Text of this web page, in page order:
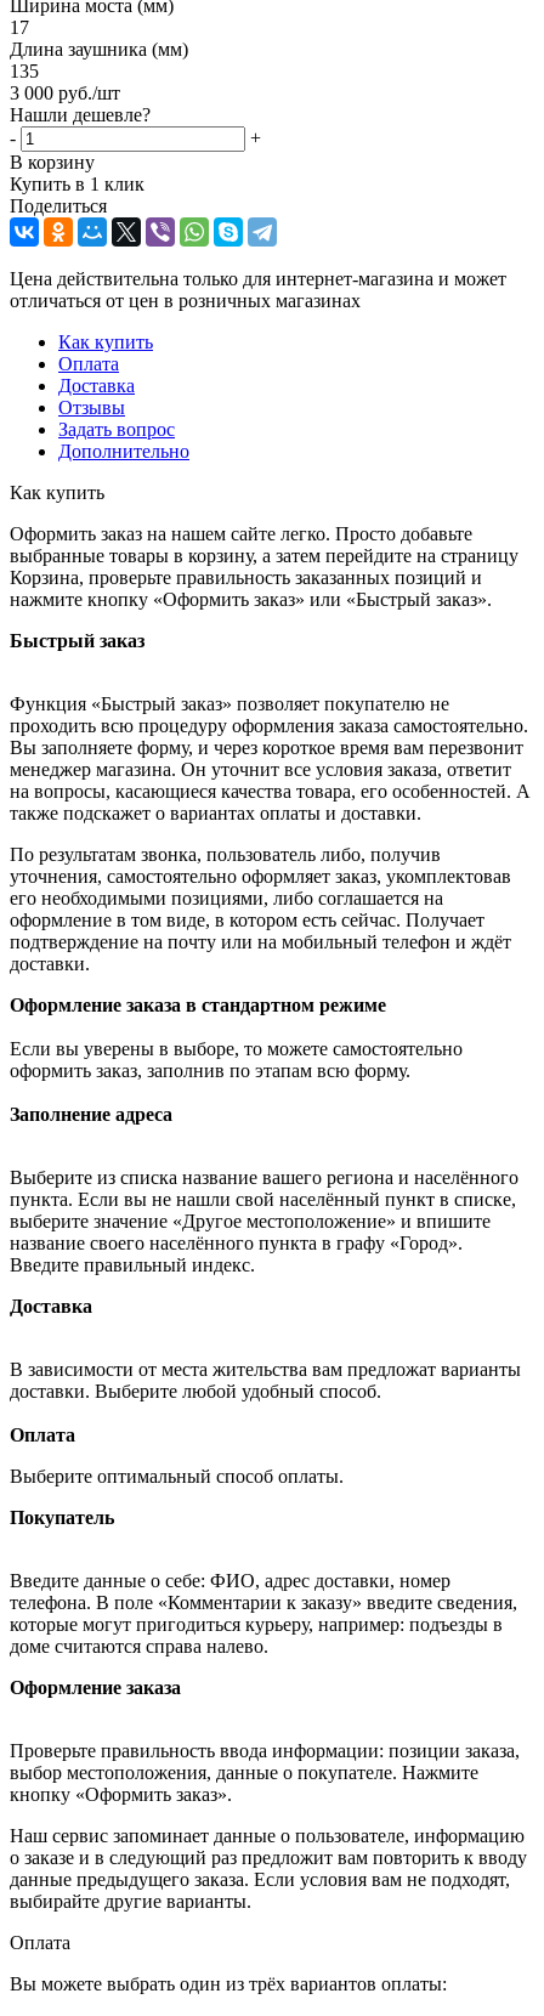
Ширина моста (мм)
17
Длина заушника (мм)
135
3 000 руб./шт
Нашли дешевле?
-
+
В корзину
Купить в 1 клик
Поделиться
Цена действительна только для интернет-магазина и может
отличаться от цен в розничных магазинах
Как купить
Оплата
Доставка
Отзывы
Задать вопрос
Дополнительно
Как купить
Оформить заказ на нашем сайте легко. Просто добавьте
выбранные товары в корзину, а затем перейдите на страницу
Корзина, проверьте правильность заказанных позиций и
нажмите кнопку «Оформить заказ» или «Быстрый заказ».
Быстрый заказ
Функция «Быстрый заказ» позволяет покупателю не
проходить всю процедуру оформления заказа самостоятельно.
Вы заполняете форму, и через короткое время вам перезвонит
менеджер магазина. Он уточнит все условия заказа, ответит
на вопросы, касающиеся качества товара, его особенностей. А
также подскажет о вариантах оплаты и доставки.
По результатам звонка, пользователь либо, получив
уточнения, самостоятельно оформляет заказ, укомплектовав
его необходимыми позициями, либо соглашается на
оформление в том виде, в котором есть сейчас. Получает
подтверждение на почту или на мобильный телефон и ждёт
доставки.
Оформление заказа в стандартном режиме
Если вы уверены в выборе, то можете самостоятельно
оформить заказ, заполнив по этапам всю форму.
Заполнение адреса
Выберите из списка название вашего региона и населённого
пункта. Если вы не нашли свой населённый пункт в списке,
выберите значение «Другое местоположение» и впишите
название своего населённого пункта в графу «Город».
Введите правильный индекс.
Доставка
В зависимости от места жительства вам предложат варианты
доставки. Выберите любой удобный способ.
Оплата
Выберите оптимальный способ оплаты.
Покупатель
Введите данные о себе: ФИО, адрес доставки, номер
телефона. В поле «Комментарии к заказу» введите сведения,
которые могут пригодиться курьеру, например: подъезды в
доме считаются справа налево.
Оформление заказа
Проверьте правильность ввода информации: позиции заказа,
выбор местоположения, данные о покупателе. Нажмите
кнопку «Оформить заказ».
Наш сервис запоминает данные о пользователе, информацию
о заказе и в следующий раз предложит вам повторить к вводу
данные предыдущего заказа. Если условия вам не подходят,
выбирайте другие варианты.
Оплата
Вы можете выбрать один из трёх вариантов оплаты: